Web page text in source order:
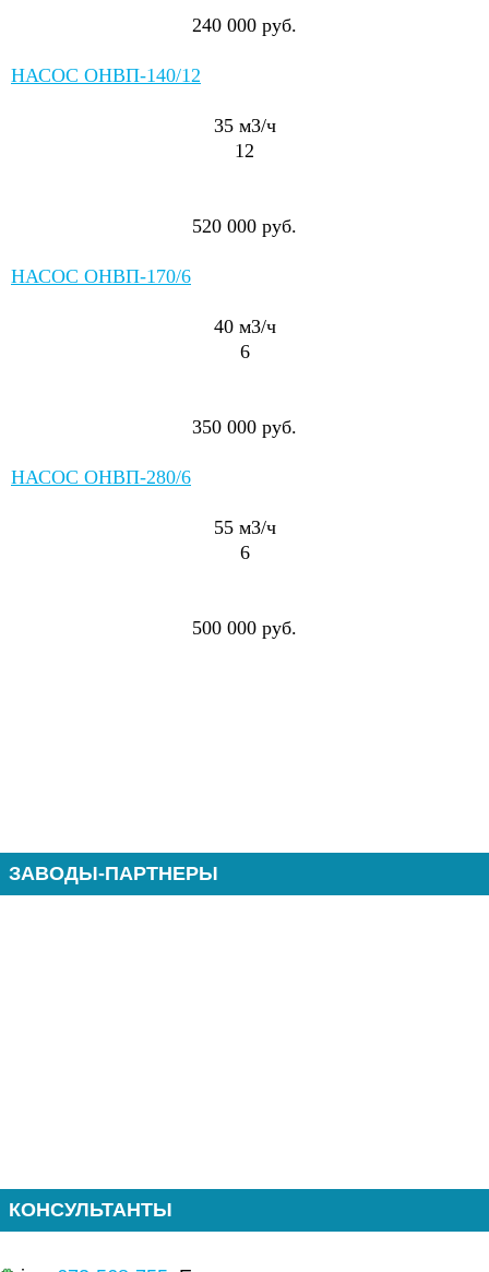
240 000 руб.
НАСОС ОНВП-140/12
35 м3/ч
12
520 000 руб.
НАСОС ОНВП-170/6
40 м3/ч
6
350 000 руб.
НАСОС ОНВП-280/6
55 м3/ч
6
500 000 руб.
ЗАВОДЫ-ПАРТНЕРЫ
КОНСУЛЬТАНТЫ